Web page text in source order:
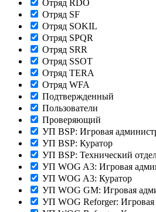
Отряд RDO
Отряд SF
Отряд SOKIL
Отряд SPQR
Отряд SRR
Отряд SSOT
Отряд TERA
Отряд WFA
Подтвержденный
Пользователи
Проверяющий
УП BSP: Игровая
УП BSP: Куратор
УП BSP: Технический
УП WOG A3: Игровая
УП WOG A3: Куратор
УП WOG GM: Игровая
УП WOG Reforger: Игровая